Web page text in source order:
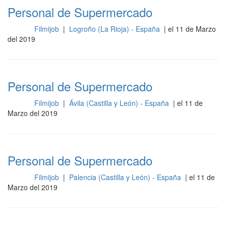
Personal de Supermercado
Filmijob | Logroño (La Rioja) - España | el 11 de Marzo
del 2019
Personal de Supermercado
Filmijob | Ávila (Castilla y León) - España | el 11 de
Marzo del 2019
Personal de Supermercado
Filmijob | Palencia (Castilla y León) - España | el 11 de
Marzo del 2019